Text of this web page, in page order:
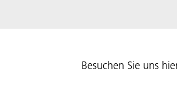
Besuchen Sie uns